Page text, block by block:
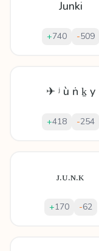
Junki
+740 -509
✈ ʲ ù ṅ ḵ y
+418 -254
ᴊ.ᴜ.ɴ.ᴋ
+170 -62